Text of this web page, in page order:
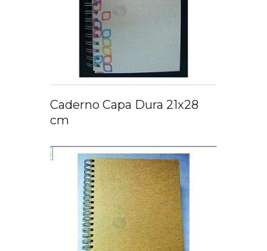
Caderno Capa Dura 21x28
cm